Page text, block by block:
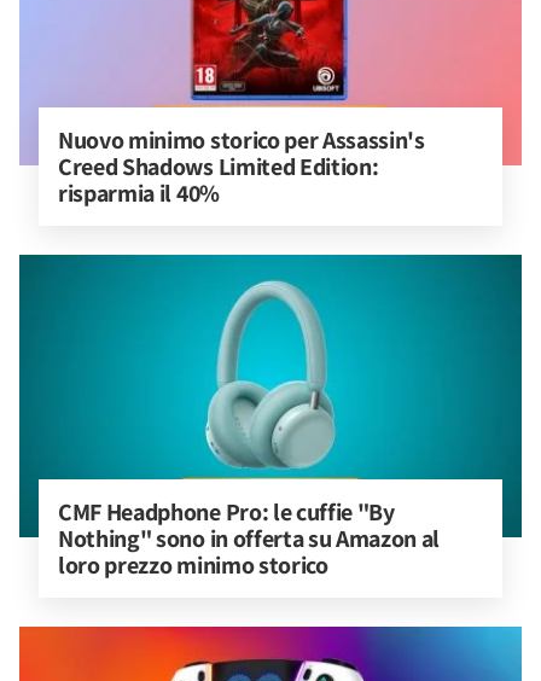
Nuovo minimo storico per Assassin's
Creed Shadows Limited Edition:
risparmia il 40%
CMF Headphone Pro: le cuffie "By
Nothing" sono in offerta su Amazon al
loro prezzo minimo storico